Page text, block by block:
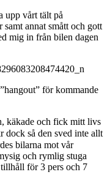
upp vårt tält på
annat smått och gott
mig in från bilen dagen
för kommande
käkade och fick mitt livs
dock så den sved inte allt
bilarna mot vår
och rymlig stuga
för 3 pers och 7